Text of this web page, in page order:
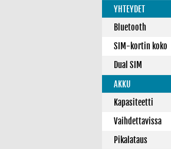
YHTEYDET
Bluetooth
SIM-kortin koko
Dual SIM
AKKU
Kapasiteetti
Vaihdettavissa
Pikalataus